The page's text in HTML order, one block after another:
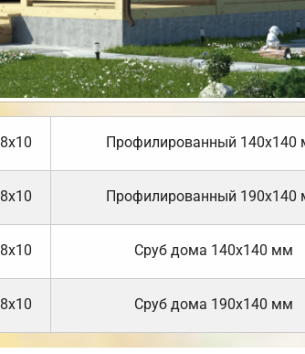
8х10 Профилированный 140х140
8х10 Профилированный 190х140
8х10 Cруб дома 140х140 мм
8х10 Cруб дома 190х140 мм